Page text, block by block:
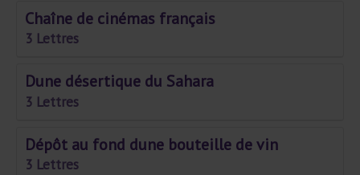
Chaîne de cinémas français
3 Lettres
Dune désertique du Sahara
3 Lettres
Dépôt au fond dune bouteille de vin
3 Lettres